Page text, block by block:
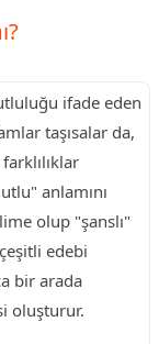
ifade eden
taşısalar da,
anlamını
olup "şanslı"
edebi
bir arada
oluşturur.